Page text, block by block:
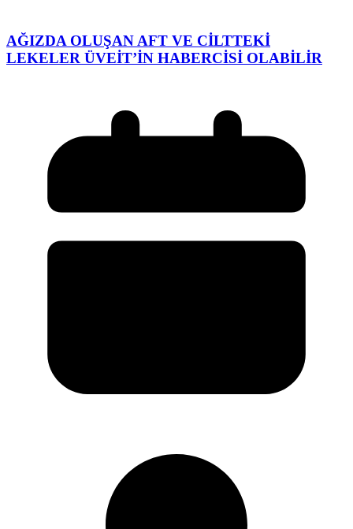
AĞIZDA OLUŞAN AFT VE CİLTTEKİ
LEKELER ÜVEİT’İN HABERCİSİ OLABİLİR